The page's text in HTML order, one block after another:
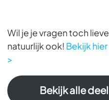
Wil je je vragen toch
natuurlijk ook! Bekijk
>
Bekijk alle